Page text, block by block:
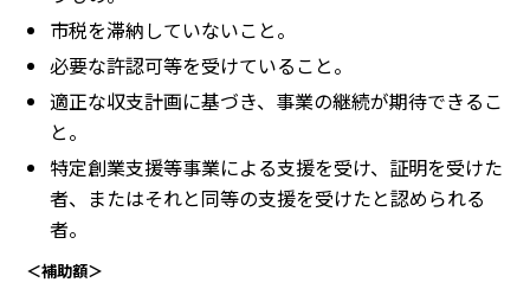
市税を滞納していないこと。
必要な許認可等を受けていること。
適正な収支計画に基づき、事業の継続が期待できるこ
と。
特定創業支援等事業による支援を受け、証明を受けた
者、またはそれと同等の支援を受けたと認められる
者。
＜補助額＞